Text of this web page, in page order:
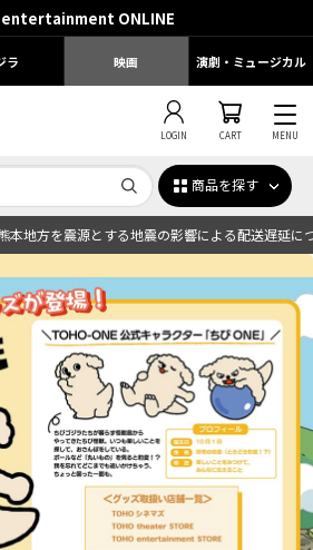
entertainment ONLINE
ラ 映画 演劇・ミュージカル
LOGIN CART MENU
商品を探す
本地方を震源とする地震の影響による配送遅延に